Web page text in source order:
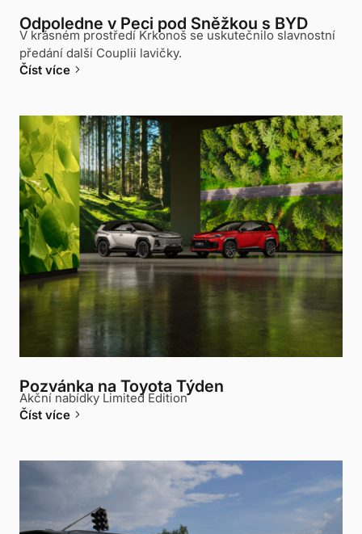
Odpoledne v Peci pod Sněžkou s BYD
V krásném prostředí Krkonoš se uskutečnilo slavnostní
předání další Couplii lavičky.
Číst více keyboard_arrow_right
Pozvánka na Toyota Týden
Akční nabídky Limited Edition
Číst více keyboard_arrow_right